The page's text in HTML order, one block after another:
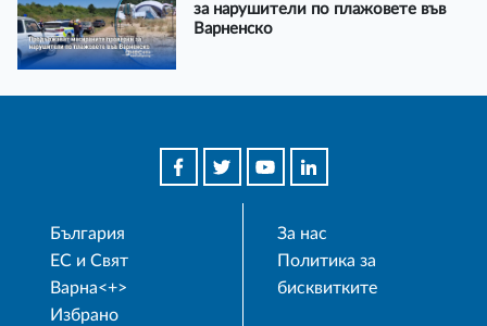
за нарушители по плажовете във
Варненско
България
ЕС и Свят
Варна<+>
Избрано
За нас
Политика за
бисквитките